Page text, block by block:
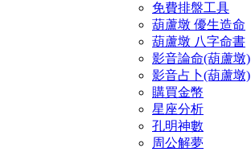
免費排盤工具
葫蘆墩 優生造命
葫蘆墩 八字命書
影音論命(葫蘆墩)
影音占卜(葫蘆墩)
購買金幣
星座分析
孔明神數
周公解夢